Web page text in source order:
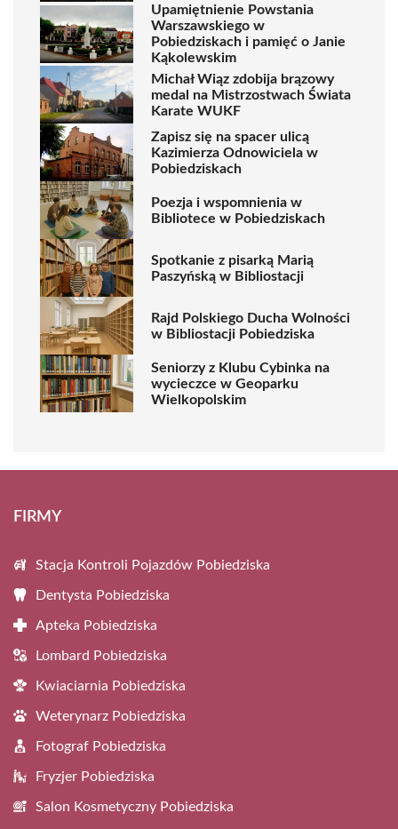
Upamiętnienie Powstania
Warszawskiego w
Pobiedziskach i pamięć o Janie
Kąkolewskim
Michał Wiąz zdobija brązowy
medal na Mistrzostwach Świata
Karate WUKF
Zapisz się na spacer ulicą
Kazimierza Odnowiciela w
Pobiedziskach
Poezja i wspomnienia w
Bibliotece w Pobiedziskach
Spotkanie z pisarką Marią
Paszyńską w Bibliostacji
Rajd Polskiego Ducha Wolności
w Bibliostacji Pobiedziska
Seniorzy z Klubu Cybinka na
wycieczce w Geoparku
Wielkopolskim
FIRMY
Stacja Kontroli Pojazdów Pobiedziska
Dentysta Pobiedziska
Apteka Pobiedziska
Lombard Pobiedziska
Kwiaciarnia Pobiedziska
Weterynarz Pobiedziska
Fotograf Pobiedziska
Fryzjer Pobiedziska
Salon Kosmetyczny Pobiedziska